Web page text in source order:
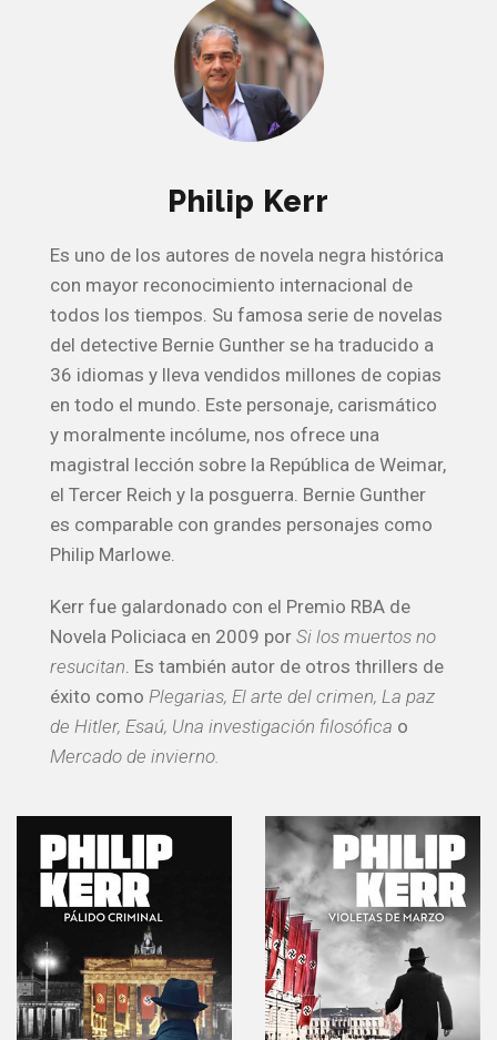
Philip Kerr
Es uno de los autores de novela negra histórica
con mayor reconocimiento internacional de
todos los tiempos. Su famosa serie de novelas
del detective Bernie Gunther se ha traducido a
36 idiomas y lleva vendidos millones de copias
en todo el mundo. Este personaje, carismático
y moralmente incólume, nos ofrece una
magistral lección sobre la República de Weimar,
el Tercer Reich y la posguerra. Bernie Gunther
es comparable con grandes personajes como
Philip Marlowe.
Kerr fue galardonado con el Premio RBA de
Novela Policiaca en 2009 por Si los muertos no
resucitan. Es también autor de otros thrillers de
éxito como Plegarias, El arte del crimen, La paz
de Hitler, Esaú, Una investigación filosófica o
Mercado de invierno.